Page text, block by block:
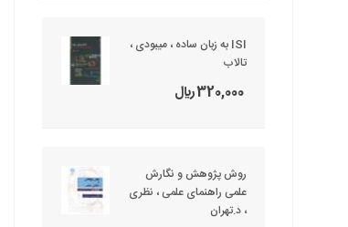
ISI به زبان ساده ، میبودی ،
تالاب
320,000 ريال
روش پژوهش و نگارش
علمی راهنمای علمی ، نظری
، د.تهران